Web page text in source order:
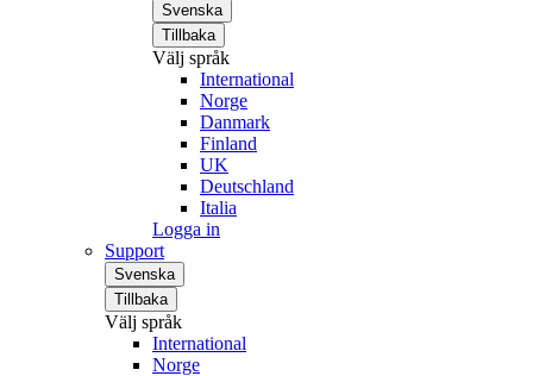
Svenska
Tillbaka
Välj språk
International
Norge
Danmark
Finland
UK
Deutschland
Italia
Logga in
Support
Svenska
Tillbaka
Välj språk
International
Norge